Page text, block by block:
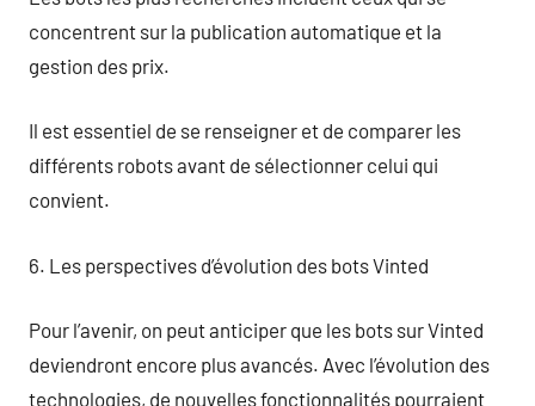
concentrent sur la publication automatique et la
gestion des prix.
Il est essentiel de se renseigner et de comparer les
différents robots avant de sélectionner celui qui
convient.
6. Les perspectives d’évolution des bots Vinted
Pour l’avenir, on peut anticiper que les bots sur Vinted
deviendront encore plus avancés. Avec l’évolution des
technologies, de nouvelles fonctionnalités pourraient